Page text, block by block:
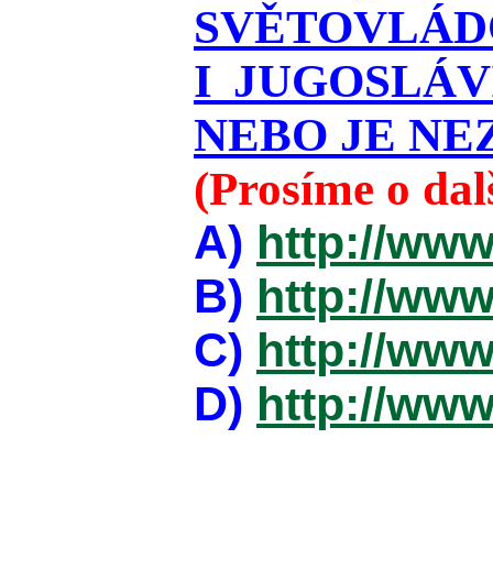
I
NEBO JE
(Prosíme o
A) http://
B) http://
C) http://
D) http://